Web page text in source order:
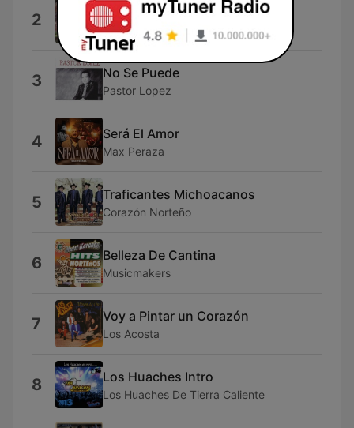
2 La Diferencia
Vicente Fernández
3 No Se Puede
Pastor Lopez
4 Será El Amor
Max Peraza
5 Traficantes Michoacanos
Corazón Norteño
6 Belleza De Cantina
Musicmakers
7 Voy a Pintar un Corazón
Los Acosta
8 Los Huaches Intro
Los Huaches De Tierra Caliente